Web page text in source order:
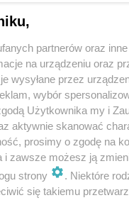
uważam, że jest na
pediatrii oraz
dziecka?
partnerów oraz
na urządzeniu oraz
wysyłane przez
wybór
Użytkownika my i
aktywnie skanować
prosimy o zgodę na
i zawsze możesz ją
strony
. Niektóre
się takiemu